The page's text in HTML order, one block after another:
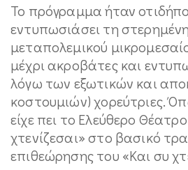
Το πρόγραμμα ήταν
εντυπωσιάσει τη
μεταπολεμικού
μέχρι ακροβάτες και
λόγω των εξωτικών και
κοστουμιών) χορεύτριες.
είχε πει το Ελεύθερο
χτενίζεσαι» στο βασικό
επιθεώρησης του «Και συ